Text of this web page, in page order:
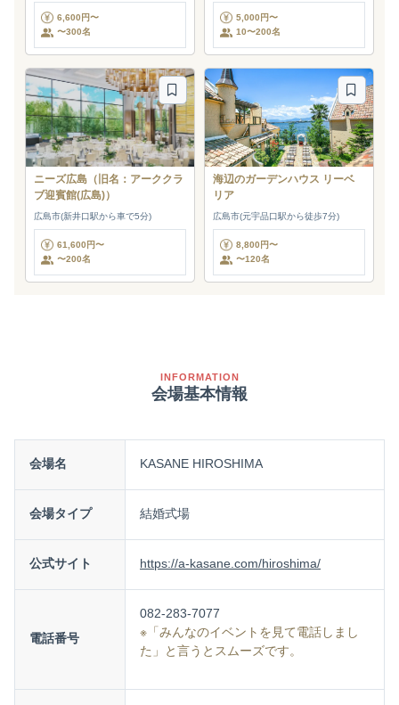
6,600円〜
〜300名
5,000円〜
10〜200名
ニーズ広島（旧名：アーククラ
ブ迎賓館(広島)）
広島市(新井口駅から車で5分)
61,600円〜
〜200名
海辺のガーデンハウス リーベ
リア
広島市(元宇品口駅から徒歩7分)
8,800円〜
〜120名
INFORMATION
会場基本情報
会場名 KASANE HIROSHIMA
会場タイプ 結婚式場
公式サイト https://a-kasane.com/hiroshima/
電話番号
082-283-7077
※「みんなのイベントを見て電話しまし
た」と言うとスムーズです。